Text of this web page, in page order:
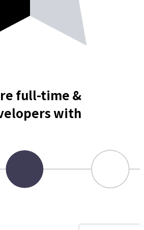
full-time &
with